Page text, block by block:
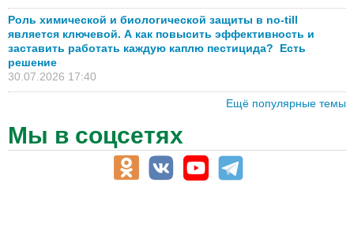
Роль химической и биологической защиты в no-till
является ключевой. А как повысить эффективность и
заставить работать каждую каплю пестицида? Есть
решение
30.07.2026 17:40
Ещё популярные темы
Мы в соцсетях